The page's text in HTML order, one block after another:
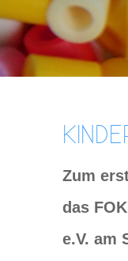
Zum
das
e.V. am